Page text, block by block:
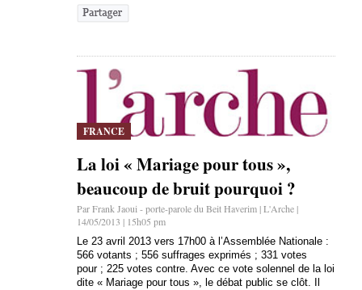
FRANCE
La loi « Mariage pour tous »,
beaucoup de bruit pourquoi ?
Par Frank Jaoui - porte-parole du Beit Haverim | L'Arche |
14/05/2013 | 15h05 pm
Le 23 avril 2013 vers 17h00 à l’Assemblée Nationale :
566 votants ; 556 suffrages exprimés ; 331 votes
pour ; 225 votes contre. Avec ce vote solennel de la loi
dite « Mariage pour tous », le débat public se clôt. Il